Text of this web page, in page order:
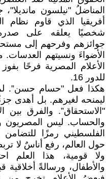
المناضلُ "نيلسون
أفريقيا الذي قاوم
شخصيًا يعلقه على
جوائزهم وفرحهم إلى
الأضواءَ ونسيتهم
الأعلام المصرية فرحًا
للدور 16.
هكذا فعل "حسام حسن”.
ليمنحه لغيرهم. بل أهدى
"الاستحقاق”. والفرق بين
والحساب. ليس المصريون
الفلسطيني رمزًا
حول العالم، رفع أناسٌ لا
ولا قومية، هذا العلم
والأطفال، ورسالةً